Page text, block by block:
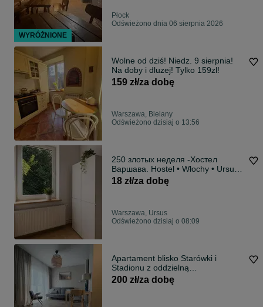
Płock
Odświeżono dnia 06 sierpnia 2026
Wolne od dziś! Niedz. 9 sierpnia!
Na doby i dluzej! Tylko 159zl!
159 zł/za dobę
Warszawa, Bielany
Odświeżono dzisiaj o 13:56
250 злотых неделя -Хостел
Варшава. Hostel • Włochy • Ursus!
Kwatery
18 zł/za dobę
Warszawa, Ursus
Odświeżono dzisiaj o 08:09
Apartament blisko Starówki i
Stadionu z oddzielną
sypialnią_Mieszkanie na doby,
200 zł/za dobę
WYRÓŻNIONE